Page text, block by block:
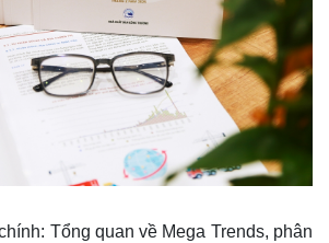
Thị trường
Giá vàng
Tiêu dùng
Tỷ giá
Chứng khoán
Tổng quan về Mega Trends, phân